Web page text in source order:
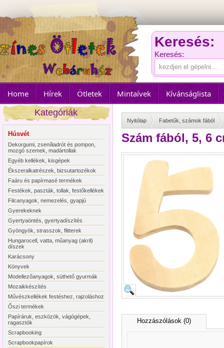
Keresés:
Keresés:
Home Hírek Ötletek Mintaívek
Kívánságlista
Kategóriák
Húsvét
Dekorgumi, zseníliadrót és pompon,
mozgó szemek, madártollak
Egyéb kellékek, kisgépek
Ékszeralkatrészek, bizsutartozékok
Faáru és papírmasé termékek
Festékek, paszták, tollak, festőkellékek
Filcanyagok, nemezelés, gyapjú
Gyerekeknek
Gyertyaöntés, gyertyadíszítés
Gyöngyök, strasszok, flitterek
Hungarocell, vatta, műanyag (akril)
díszek
Karácsony
Könyvek
Modellezőanyagok, süthető gyurmák
Mozaikkészítés
Művészkellékek festéshez, rajzoláshoz
Őszi termékek
Papíráruk, eszközök, vágógépek,
ragasztók
Scrapbooking
Scrapbookpapírok
Nyitólap Fabetűk, számok fából
Szám fából, 5, 6
Hozzászólások (0)